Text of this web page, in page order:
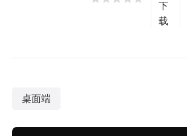
下
载
桌面端